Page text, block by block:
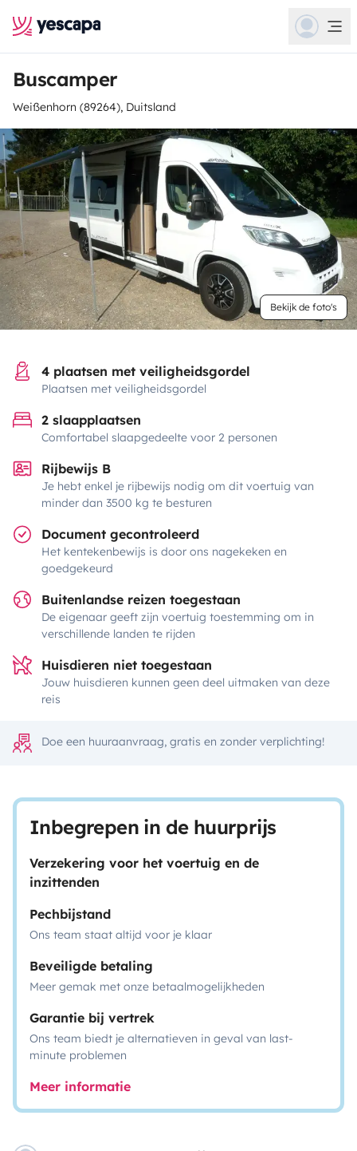
Buscamper
Weißenhorn (89264), Duitsland
Bekijk de foto's
4 plaatsen met veiligheidsgordel
Plaatsen met veiligheidsgordel
2 slaapplaatsen
Comfortabel slaapgedeelte voor 2 personen
Rijbewijs B
Je hebt enkel je rijbewijs nodig om dit voertuig van
minder dan 3500 kg te besturen
Document gecontroleerd
Het kentekenbewijs is door ons nagekeken en
goedgekeurd
Buitenlandse reizen toegestaan
De eigenaar geeft zijn voertuig toestemming om in
verschillende landen te rijden
Huisdieren niet toegestaan
Jouw huisdieren kunnen geen deel uitmaken van deze
reis
Doe een huuraanvraag, gratis en zonder verplichting!
Inbegrepen in de huurprijs
Verzekering voor het voertuig en de
inzittenden
Pechbijstand
Ons team staat altijd voor je klaar
Beveiligde betaling
Meer gemak met onze betaalmogelijkheden
Garantie bij vertrek
Ons team biedt je alternatieven in geval van last-
minute problemen
Meer informatie